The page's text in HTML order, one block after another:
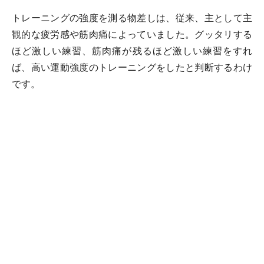
トレーニングの強度を測る物差しは、従来、主として主
観的な疲労感や筋肉痛によっていました。グッタリする
ほど激しい練習、筋肉痛が残るほど激しい練習をすれ
ば、高い運動強度のトレーニングをしたと判断するわけ
です。